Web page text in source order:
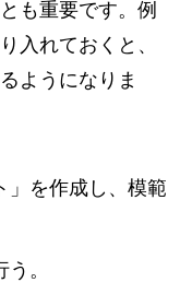
も重要です。例
入れておくと、
ようになりま
」を作成し、模範
。